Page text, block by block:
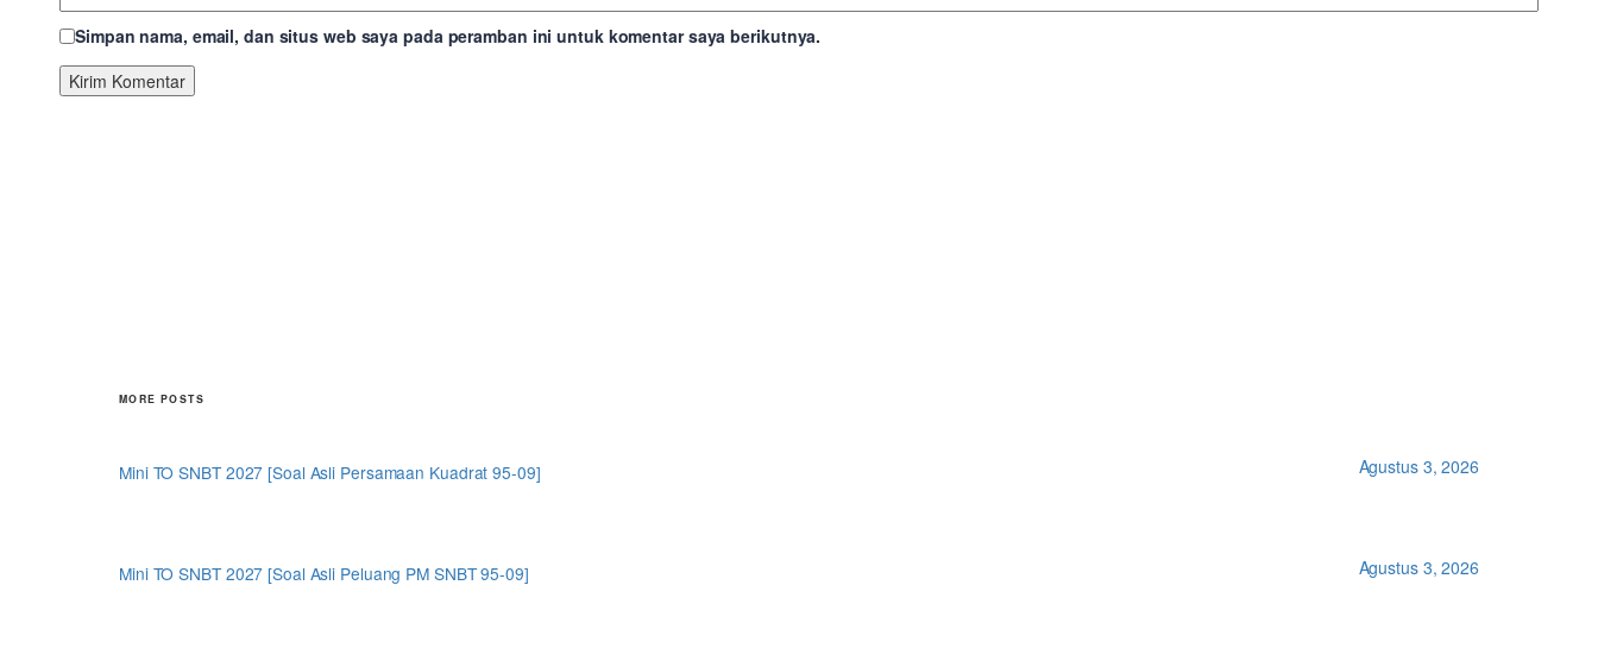
Simpan nama, email, dan situs web saya pada peramban ini untuk komentar saya berikutnya.
MORE POSTS
Mini TO SNBT 2027 [Soal Asli Persamaan Kuadrat 95-09] Agustus 3, 2026
Mini TO SNBT 2027 [Soal Asli Peluang PM SNBT 95-09] Agustus 3, 2026